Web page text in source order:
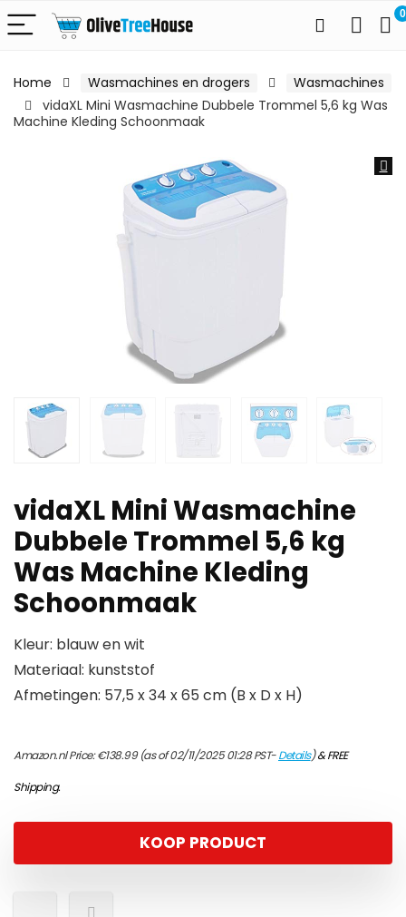
0
Home Wasmachines en drogers
Wasmachines
vidaXL Mini Wasmachine Dubbele Trommel 5,6 kg Was
Machine Kleding Schoonmaak
vidaXL Mini Wasmachine
Dubbele Trommel 5,6 kg
Was Machine Kleding
Schoonmaak
Kleur: blauw en wit
Materiaal: kunststof
Afmetingen: 57,5 x 34 x 65 cm (B x D x H)
Amazon.nl Price:€138.99(as of 02/11/2025 01:28 PST-Details)&FREE
Shipping.
KOOP PRODUCT